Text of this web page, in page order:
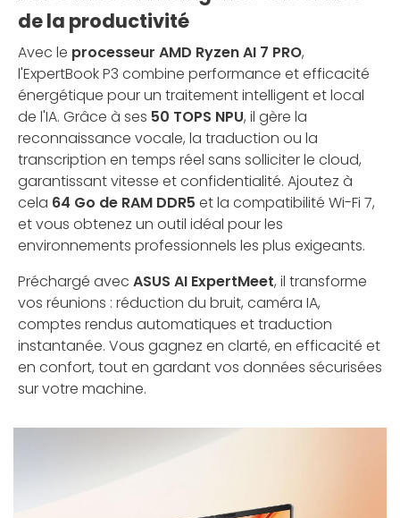
de la productivité
Avec le processeur AMD Ryzen AI 7 PRO,
l'ExpertBook P3 combine performance et efficacité
énergétique pour un traitement intelligent et local
de l'IA. Grâce à ses 50 TOPS NPU, il gère la
reconnaissance vocale, la traduction ou la
transcription en temps réel sans solliciter le cloud,
garantissant vitesse et confidentialité. Ajoutez à
cela 64 Go de RAM DDR5 et la compatibilité Wi-Fi 7,
et vous obtenez un outil idéal pour les
environnements professionnels les plus exigeants.
Préchargé avec ASUS AI ExpertMeet, il transforme
vos réunions : réduction du bruit, caméra IA,
comptes rendus automatiques et traduction
instantanée. Vous gagnez en clarté, en efficacité et
en confort, tout en gardant vos données sécurisées
sur votre machine.